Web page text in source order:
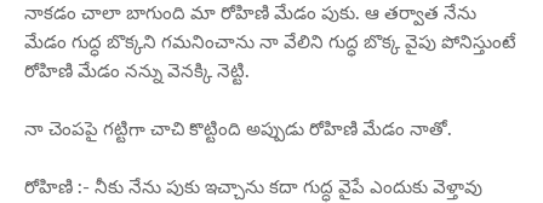
నాకడం చాలా బాగుంది మా రోహిణి మేడం పుకు. ఆ తర్వాత నేను
మేడం గుద్ధ బొక్కని గమనించాను నా వేలిని గుద్ధ బొక్క వైపు పోనిస్తుంటే
రోహిణి మేడం నన్ను వెనక్కి నెట్టి.
నా చెంపపై గట్టిగా చాచి కొట్టింది అప్పుడు రోహిణి మేడం నాతో.
రోహిణి :- నీకు నేను పుకు ఇచ్చాను కదా గుద్ధ వైపే ఎందుకు వెళ్తావు